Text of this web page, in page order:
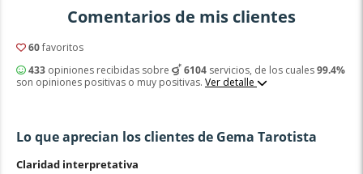
Comentarios de mis clientes
60favoritos
433opiniones recibidas sobre 6104servicios, de los cuales99.4%
son opiniones positivas o muy positivas. Ver detalle
Lo que aprecian los clientes de Gema Tarotista
Claridad interpretativa